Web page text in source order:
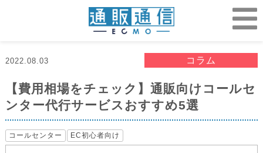
2022.08.03 コラム
【費用相場をチェック】通販向けコールセ
ンター代行サービスおすすめ5選
コールセンター EC初心者向け